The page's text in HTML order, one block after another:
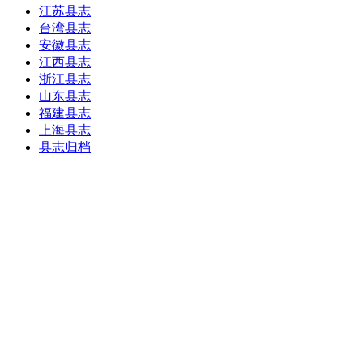
江苏县志
台湾县志
安徽县志
江西县志
浙江县志
山东县志
福建县志
上海县志
县志归档